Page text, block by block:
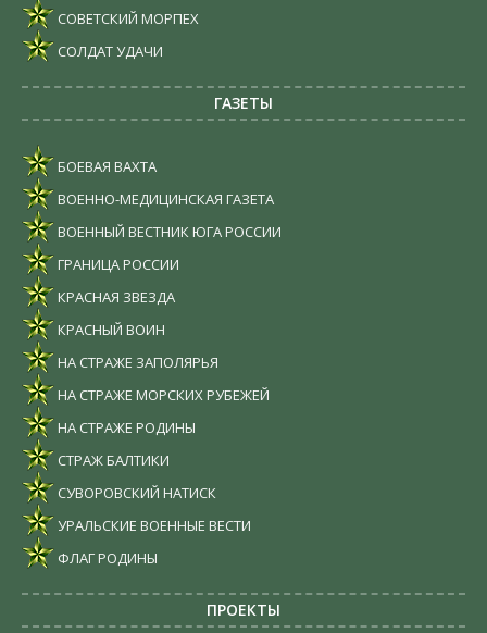
СОВЕТСКИЙ МОРПЕХ
СОЛДАТ УДАЧИ
ГАЗЕТЫ
БОЕВАЯ ВАХТА
ВОЕННО-МЕДИЦИНСКАЯ ГАЗЕТА
ВОЕННЫЙ ВЕСТНИК ЮГА РОССИИ
ГРАНИЦА РОССИИ
КРАСНАЯ ЗВЕЗДА
КРАСНЫЙ ВОИН
НА СТРАЖЕ ЗАПОЛЯРЬЯ
НА СТРАЖЕ МОРСКИХ РУБЕЖЕЙ
НА СТРАЖЕ РОДИНЫ
СТРАЖ БАЛТИКИ
СУВОРОВСКИЙ НАТИСК
УРАЛЬСКИЕ ВОЕННЫЕ ВЕСТИ
ФЛАГ РОДИНЫ
ПРОЕКТЫ